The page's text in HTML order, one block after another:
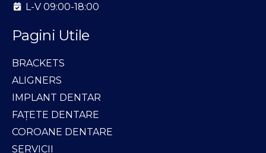
L-V 09:00-18:00
Pagini Utile
BRACKETS
ALIGNERS
IMPLANT DENTAR
FAȚETE DENTARE
COROANE DENTARE
SERVICII